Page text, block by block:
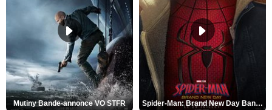
Mutiny Bande-annonce VO STFR Spider-Man: Brand New Day Bande-annonce VO STFR